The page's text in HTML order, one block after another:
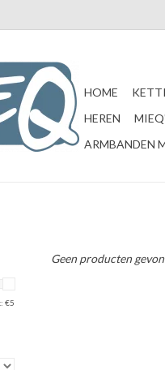
HOME
HEREN
ARMBANDEN
€5
Geen producten